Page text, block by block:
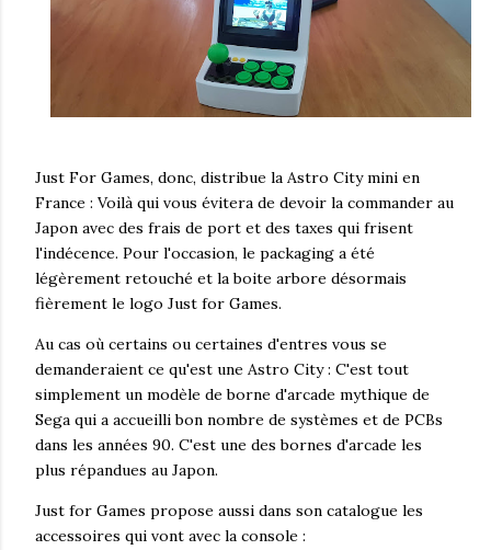
Just For Games, donc, distribue la Astro City mini en
France : Voilà qui vous évitera de devoir la commander au
Japon avec des frais de port et des taxes qui frisent
l'indécence. Pour l'occasion, le packaging a été
légèrement retouché et la boite arbore désormais
fièrement le logo Just for Games.
Au cas où certains ou certaines d'entres vous se
demanderaient ce qu'est une Astro City : C'est tout
simplement un modèle de borne d'arcade mythique de
Sega qui a accueilli bon nombre de systèmes et de PCBs
dans les années 90. C'est une des bornes d'arcade les
plus répandues au Japon.
Just for Games propose aussi dans son catalogue les
accessoires qui vont avec la console :